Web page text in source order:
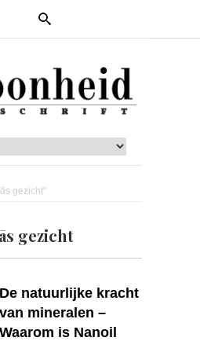
gezicht"
gezicht
De natuurlijke kracht
van mineralen –
Waarom is Nanoil